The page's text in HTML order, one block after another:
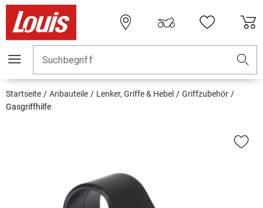
Suchbegriff
Startseite Anbauteile Lenker, Griffe & Hebel
Griffzubehör
Gasgriffhilfe